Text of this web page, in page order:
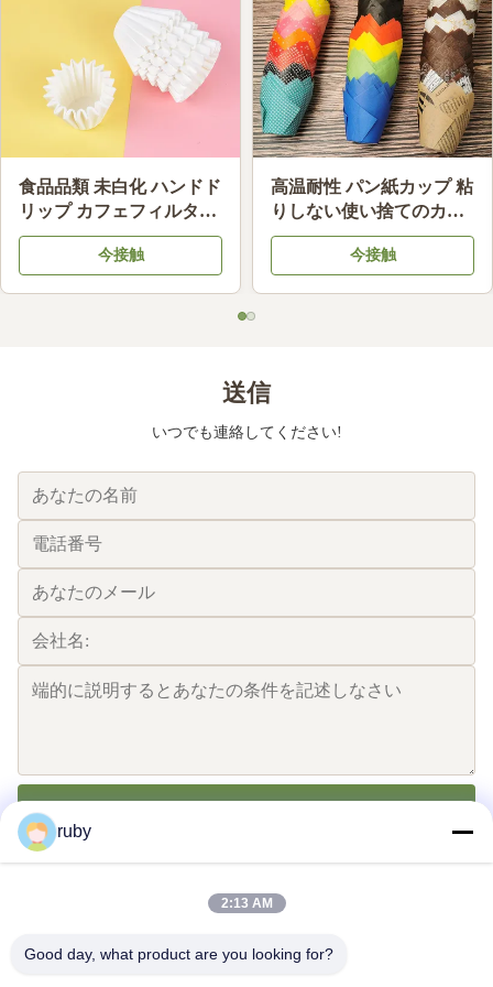
食品品類 未白化 ハンドド
リップ カフェフィルター
油性 カフェ フィルター
今接触
高温耐性 パン紙カップ 粘
りしない使い捨てのカッ
プケーキ
今接触
送信
いつでも連絡してください!
ruby
2:13 AM
Good day, what product are you looking for?